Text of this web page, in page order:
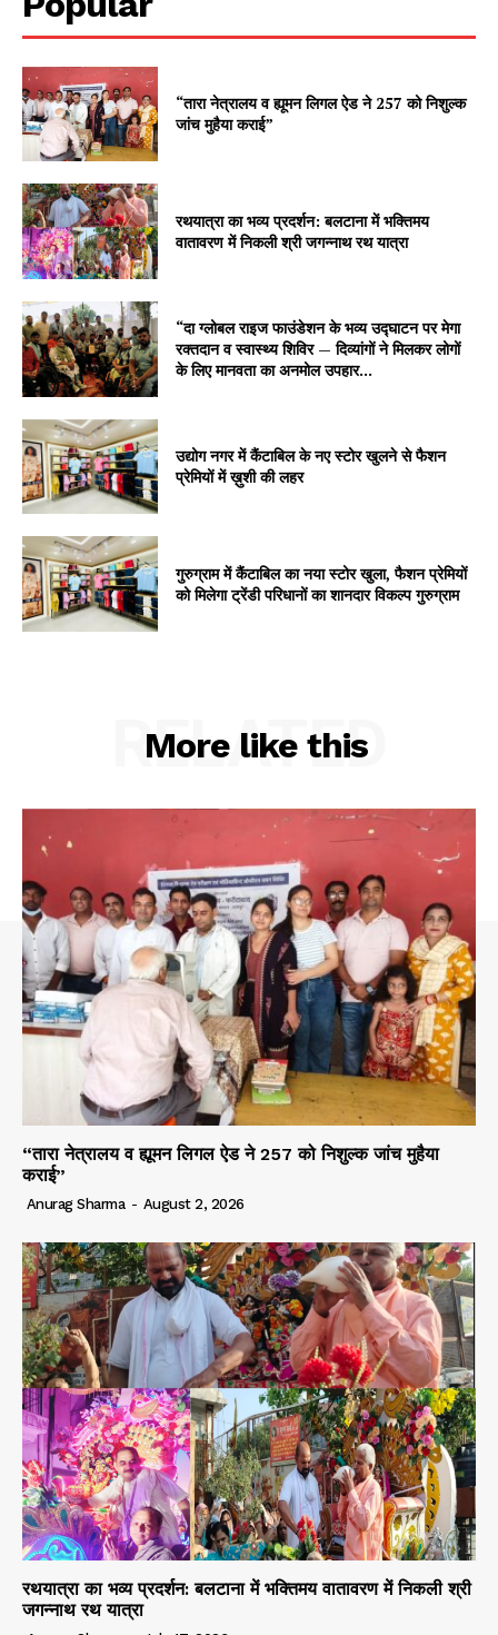
“तारा नेत्रालय व ह्यूमन लिगल ऐड ने 257 को निशुल्क
जांच मुहैया कराई”
रथयात्रा का भव्य प्रदर्शन: बलटाना में भक्तिमय
वातावरण में निकली श्री जगन्नाथ रथ यात्रा
“दा ग्लोबल राइज फाउंडेशन के भव्य उद्घाटन पर मेगा
रक्तदान व स्वास्थ्य शिविर — दिव्यांगों ने मिलकर लोगों
के लिए मानवता का अनमोल उपहार...
उद्योग नगर में कैंटाबिल के नए स्टोर खुलने से फैशन
प्रेमियों में ख़ुशी की लहर
गुरुग्राम में कैंटाबिल का नया स्टोर खुला, फैशन प्रेमियों
को मिलेगा ट्रेंडी परिधानों का शानदार विकल्प गुरुग्राम
More like this
RELATED
“तारा नेत्रालय व ह्यूमन लिगल ऐड ने 257 को निशुल्क जांच मुहैया
कराई”
Anurag Sharma - August 2, 2026
रथयात्रा का भव्य प्रदर्शन: बलटाना में भक्तिमय वातावरण में निकली श्री
जगन्नाथ रथ यात्रा